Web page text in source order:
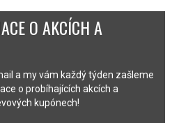
O AKCÍCH A
a my vám každý týden zašleme
o probíhajících akcích a
kupónech!